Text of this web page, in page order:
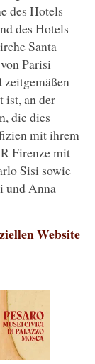
des Hotels
des Hotels
Santa
Parisi
ist, an der
die dies
mit ihrem
Firenze mit
Sisi sowie
und Anna
Website